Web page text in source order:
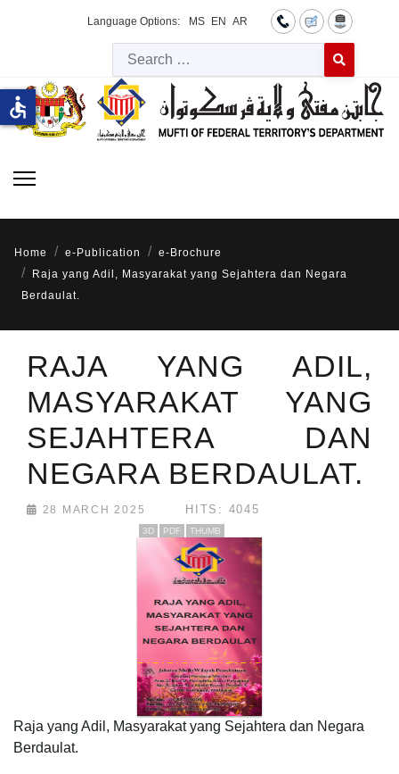
Language Options: MS EN AR
Type 2 or
Home e-Publication
e-Brochure
Raja yang Adil, Masyarakat yang Sejahtera dan Negara
Berdaulat.
RAJA YANG ADIL,
MASYARAKAT YANG
SEJAHTERA DAN
NEGARA BERDAULAT.
28 MARCH 2025 HITS: 4045
3D PDF THUMB
Raja yang Adil, Masyarakat yang Sejahtera dan Negara
Berdaulat.
accessible